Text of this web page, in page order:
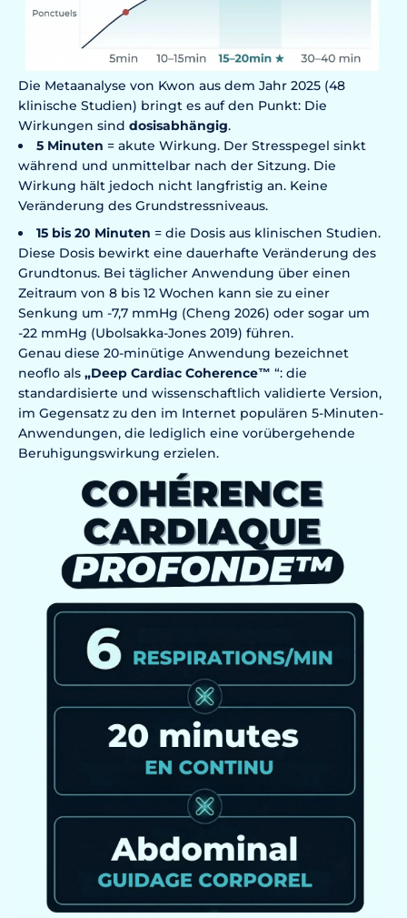
Die Metaanalyse von Kwon aus dem Jahr 2025 (48
klinische Studien) bringt es auf den Punkt: Die
Wirkungen sind dosisabhängig.
5 Minuten = akute Wirkung. Der Stresspegel sinkt
während und unmittelbar nach der Sitzung. Die
Wirkung hält jedoch nicht langfristig an. Keine
Veränderung des Grundstressniveaus.
15 bis 20 Minuten = die Dosis aus klinischen Studien.
Diese Dosis bewirkt eine dauerhafte Veränderung des
Grundtonus. Bei täglicher Anwendung über einen
Zeitraum von 8 bis 12 Wochen kann sie zu einer
Senkung um -7,7 mmHg (Cheng 2026) oder sogar um
-22 mmHg (Ubolsakka-Jones 2019) führen.
Genau diese 20-minütige Anwendung bezeichnet
neoflo als „Deep Cardiac Coherence™ “: die
standardisierte und wissenschaftlich validierte Version,
im Gegensatz zu den im Internet populären 5-Minuten-
Anwendungen, die lediglich eine vorübergehende
Beruhigungswirkung erzielen.